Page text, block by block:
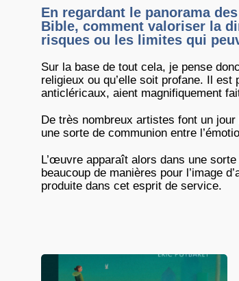
En regardant le panorama
Bible, comment valoriser la
risques ou les limites qui
Sur la base de tout cela, je pense
religieux ou qu’elle soit profane. Il
anticléricaux, aient magnifiquement
De très nombreux artistes font un
une sorte de communion entre
L’œuvre apparaît alors dans une
beaucoup de manières pour l’image
produite dans cet esprit de service.